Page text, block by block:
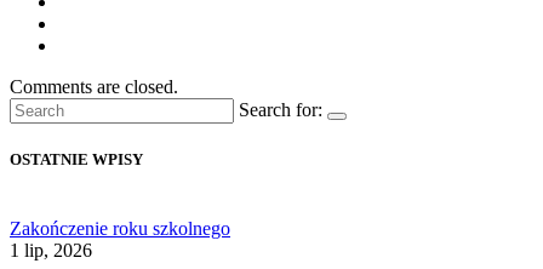
Comments are closed.
Search for:
OSTATNIE WPISY
Zakończenie roku szkolnego
1 lip, 2026